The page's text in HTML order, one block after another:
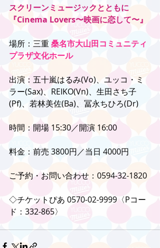
スクリーンミュージックとともに
『Cinema Lovers〜映画に恋して〜』
場所：三重 桑名市大山田コミュニティ
プラザ文化ホール
出演：五十嵐はるみ(Vo)、ユッコ・ミ
ラー(Sax)、REIKO(Vn)、生田さち子
(Pf)、若林美佐(Ba)、冨永ちひろ(Dr)
時間：開場 15:30／開演 16:00
料金：前売 3800円／当日 4000円
ご予約・お問い合わせ：0594-32-1820
◇チケットぴあ 0570-02-9999〈Pコー
ド：332-865〉